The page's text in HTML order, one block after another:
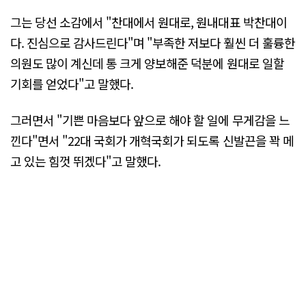
그는 당선 소감에서 "찬대에서 원대로, 원내대표 박찬대이
다. 진심으로 감사드린다"며 "부족한 저보다 훨씬 더 훌륭한
의원도 많이 계신데 통 크게 양보해준 덕분에 원대로 일할
기회를 얻었다"고 말했다.
그러면서 "기쁜 마음보다 앞으로 해야 할 일에 무게감을 느
낀다"면서 "22대 국회가 개혁국회가 되도록 신발끈을 꽉 메
고 있는 힘껏 뛰겠다"고 말했다.